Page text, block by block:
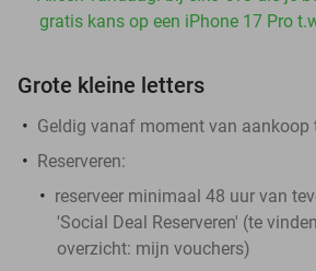
gratis kans op een iPhone 17 Pro
Grote kleine letters
Geldig vanaf moment van
Reserveren:
reserveer minimaal 48 uur van
'Social Deal Reserveren' (te
overzicht: mijn vouchers)